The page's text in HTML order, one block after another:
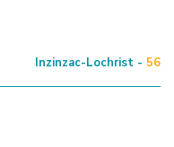
Inzinzac-Lochrist - 56